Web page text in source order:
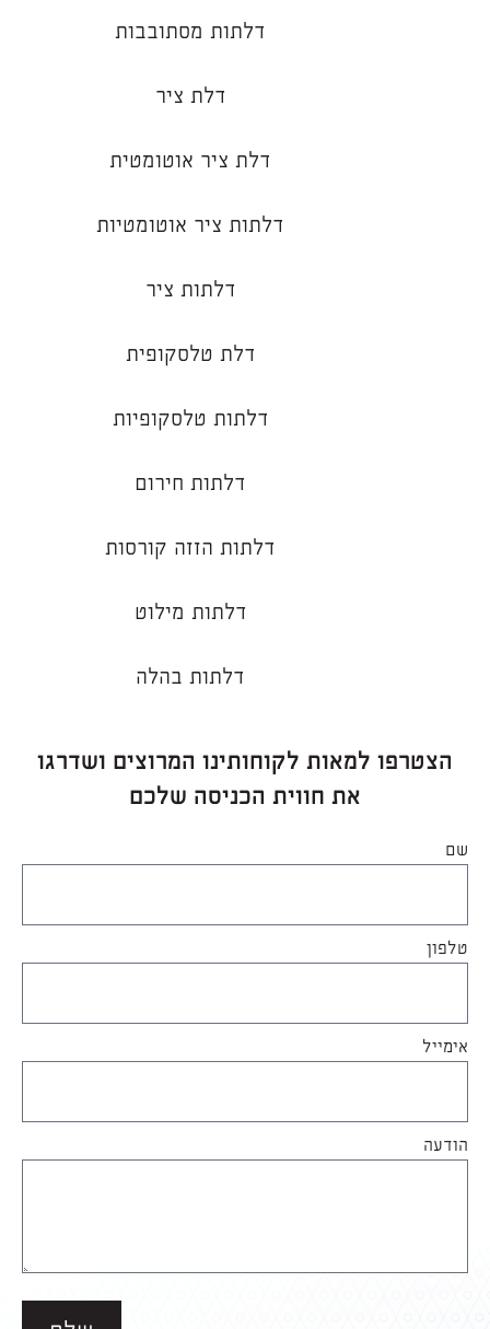
דלתות מסתובבות
דלת ציר
דלת ציר אוטומטית
דלתות ציר אוטומטיות
דלתות ציר
דלת טלסקופית
דלתות טלסקופיות
דלתות חירום
דלתות הזזה קורסות
דלתות מילוט
דלתות בהלה
הצטרפו למאות לקוחותינו המרוצים ושדרגו
את חווית הכניסה שלכם
שם
טלפון
אימייל
הודעה